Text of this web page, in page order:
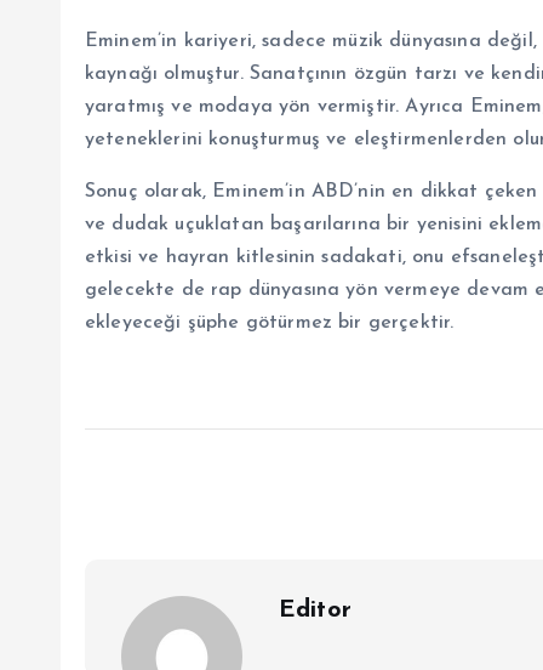
Eminem’in kariyeri, sadece müzik dünyasına
kaynağı olmuştur. Sanatçının özgün tarzı ve
yaratmış ve modaya yön vermiştir. Ayrıca
yeteneklerini konuşturmuş ve eleştirmenlerden
Sonuç olarak, Eminem’in ABD’nin en dikkat
ve dudak uçuklatan başarılarına bir yenisini
etkisi ve hayran kitlesinin sadakati, onu
gelecekte de rap dünyasına yön vermeye devam
ekleyeceği şüphe götürmez bir gerçektir.
Editor